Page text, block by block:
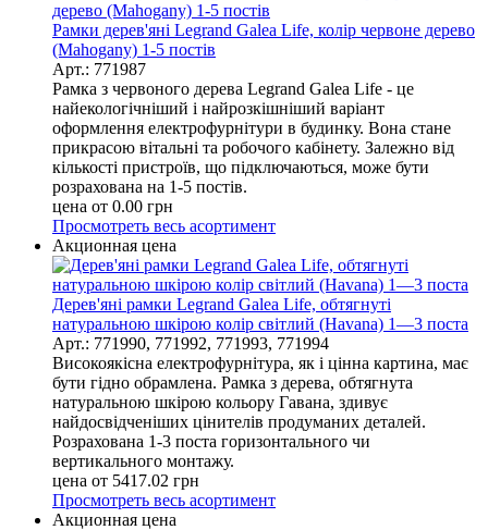
Рамки дерев'яні Legrand Galea Life, колір червоне дерево
(Mahogany) 1-5 постів
Арт.: 771987
Рамка з червоного дерева Legrand Galea Life - це
найекологічніший і найрозкішніший варіант
оформлення електрофурнітури в будинку. Вона стане
прикрасою вітальні та робочого кабінету. Залежно від
кількості пристроїв, що підключаються, може бути
розрахована на 1-5 постів.
цена от 0.00 грн
Просмотреть весь асортимент
Акционная цена
Дерев'яні рамки Legrand Galea Life, обтягнуті
натуральною шкірою колір світлий (Havana) 1—3 поста
Арт.: 771990, 771992, 771993, 771994
Високоякісна електрофурнітура, як і цінна картина, має
бути гідно обрамлена. Рамка з дерева, обтягнута
натуральною шкірою кольору Гавана, здивує
найдосвідченіших цінителів продуманих деталей.
Розрахована 1-3 поста горизонтального чи
вертикального монтажу.
цена от 5417.02 грн
Просмотреть весь асортимент
Акционная цена